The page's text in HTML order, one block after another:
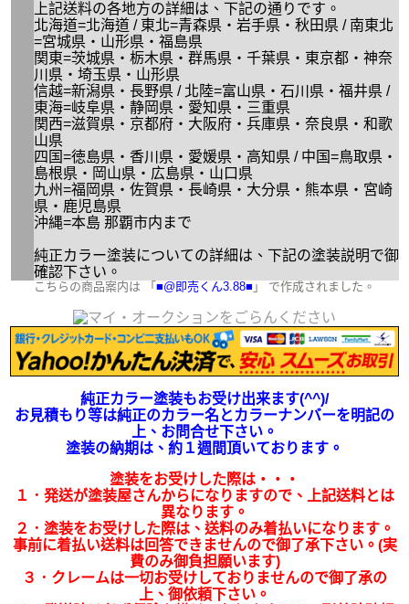
上記送料の各地方の詳細は、下記の通りです。
北海道=北海道 / 東北=青森県・岩手県・秋田県 / 南東北
=宮城県・山形県・福島県
関東=茨城県・栃木県・群馬県・千葉県・東京都・神奈
川県・埼玉県・山形県
信越=新潟県・長野県 / 北陸=富山県・石川県・福井県 /
東海=岐阜県・静岡県・愛知県・三重県
関西=滋賀県・京都府・大阪府・兵庫県・奈良県・和歌
山県
四国=徳島県・香川県・愛媛県・高知県 / 中国=鳥取県・
島根県・岡山県・広島県・山口県
九州=福岡県・佐賀県・長崎県・大分県・熊本県・宮崎
県・鹿児島県
沖縄=本島 那覇市内まで
純正カラー塗装についての詳細は、下記の塗装説明で御
確認下さい。
こちらの商品案内は 「 ■@即売くん3.88■ 」 で作成されました。
純正カラー塗装もお受け出来ます(^^)/
お見積もり等は純正のカラー名とカラーナンバーを明記の
上、お問合せ下さい。
塗装の納期は、約１週間頂いております。
塗装をお受けした際は・・・
１．発送が塗装屋さんからになりますので、上記送料とは
異なります。
２．塗装をお受けした際は、送料のみ着払いになります。
事前に着払い送料は回答できませんので御了承下さい。(実
費のみ御負担願います)
３．クレームは一切お受けしておりませんので御了承の
上、御依頼下さい。